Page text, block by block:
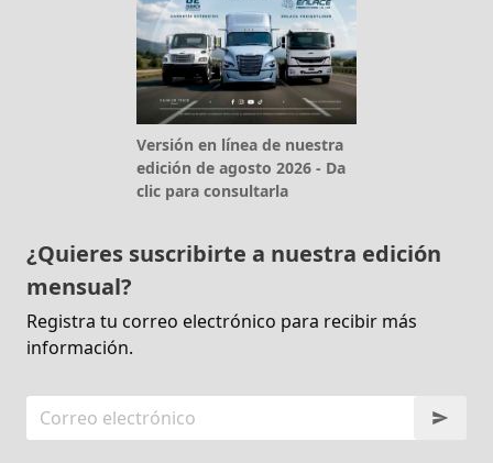
Versión en línea de nuestra
edición de agosto 2026 - Da
clic para consultarla
¿Quieres suscribirte a nuestra edición
mensual?
Registra tu correo electrónico para recibir más
información.